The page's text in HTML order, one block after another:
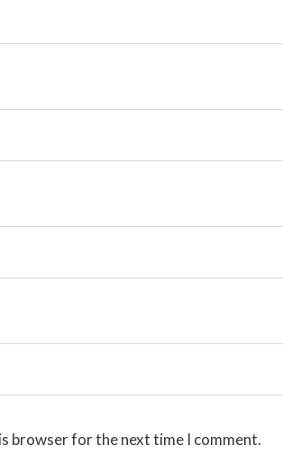
browser for the next time I comment.